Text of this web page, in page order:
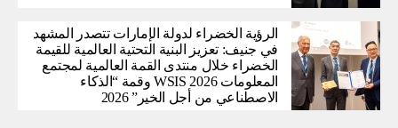
الرؤية الخضراء لدولة الإمارات تتصدر المشهد
في جنيف: تعزيز البنية التحتية العالمية للقيمة
الخضراء خلال منتدى القمة العالمية لمجتمع
المعلومات WSIS 2026 وقمة “الذكاء
الاصطناعي من أجل الخير” 2026